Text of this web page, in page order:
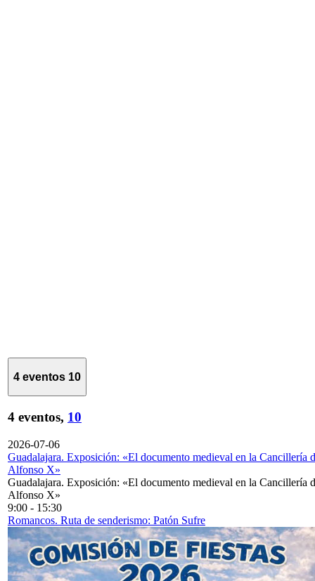
4 eventos 10
4 eventos, 10
2026-07-06
Guadalajara. Exposición: «El documento medieval en la Cancillería
Alfonso X»
Guadalajara. Exposición: «El documento medieval en la Cancillería
Alfonso X»
9:00 - 15:30
Romancos. Ruta de senderismo: Patón Sufre